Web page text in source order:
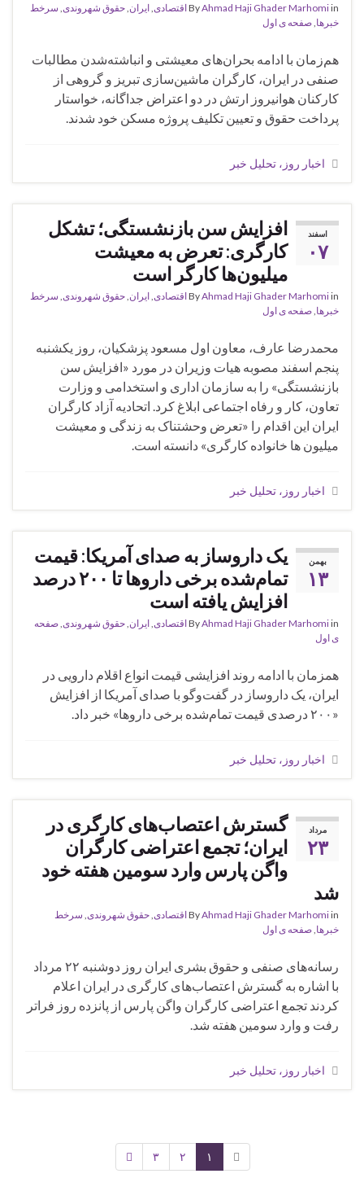
ByAhmad Haji Ghader Marhomiin اقتصادی ايران حقوق شهروندی سرخط
خبرها صفحه ی اول
هم‌زمان با ادامه بحران‌های معیشتی و انباشته‌شدن مطالبات
صنفی در ایران، کارگران ماشین‌سازی تبریز و گروهی از
کارکنان هوانیروز ارتش در دو اعتراض جداگانه، خواستار
پرداخت حقوق و تعیین تکلیف پروژه مسکن خود شدند.
اخبار روز، تحلیل خبر
اسفند
۰۷
افزایش سن بازنشستگی؛ تشکل
کارگری: تعرض به معیشت
میلیون‌ها کارگر است
ByAhmad Haji Ghader Marhomiin اقتصادی ايران حقوق شهروندی سرخط
خبرها صفحه ی اول
محمدرضا عارف، معاون اول مسعود پزشکیان، روز یکشنبه
پنجم اسفند مصوبه هیات وزیران در مورد «افزایش سن
بازنشستگی» را به سازمان اداری و استخدامی و وزارت
تعاون، کار و رفاه اجتماعی ابلاغ کرد. اتحادیه آزاد کارگران
ایران این اقدام را «تعرض وحشتناک به زندگی و معیشت
میلیون ها خانواده کارگری» دانسته است.
اخبار روز، تحلیل خبر
بهمن
۱۳
یک داروساز به صدای آمریکا: قیمت
تمام‌شده برخی داروها تا ۲۰۰ درصد
افزایش یافته است
ByAhmad Haji Ghader Marhomiin اقتصادی ايران حقوق شهروندی صفحه
ی اول
همزمان با ادامه روند افزایشی قیمت انواع اقلام دارویی در
ایران، یک داروساز در گفت‌و‌گو با صدای آمریکا از افزایش
«۲۰۰ درصدی قیمت تمام‌شده برخی داروها» خبر داد.
اخبار روز، تحلیل خبر
مرداد
۲۳
گسترش اعتصاب‌های کارگری در
ایران؛ تجمع اعتراضی کارگران
واگن پارس وارد سومین هفته خود
شد
ByAhmad Haji Ghader Marhomiin اقتصادی حقوق شهروندی سرخط
خبرها صفحه ی اول
رسانه‌های صنفی و حقوق بشری ایران روز دوشنبه ۲۲ مرداد
با اشاره به گسترش اعتصاب‌های کارگری در ایران اعلام
کردند تجمع اعتراضی کارگران واگن پارس از پانزده روز فراتر
رفت و وارد سومین هفته شد.
اخبار روز، تحلیل خبر
۱ ۲ ۳